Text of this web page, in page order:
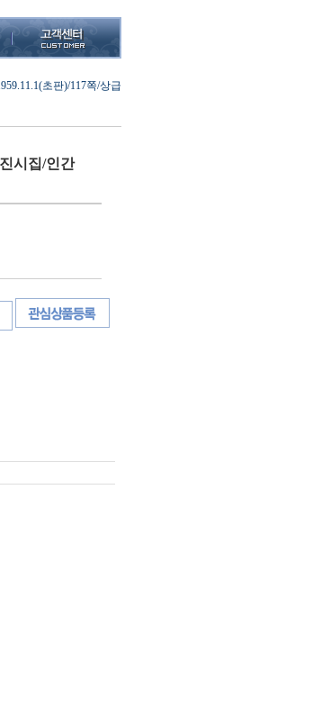
초판)/117쪽/상급
시집/인간